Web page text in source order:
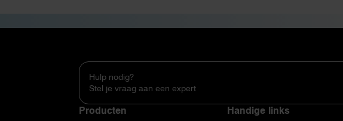
Hulp nodig?
Stel je vraag aan een expert
Producten Handige links